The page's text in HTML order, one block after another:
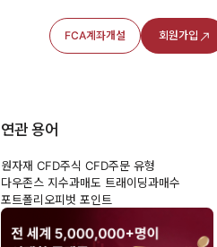
FCA계좌개설 회원가입
연관 용어
원자재 CFD주식 CFD주문 유형
다우존스 지수과매도 트래이딩과매수
포트폴리오피벗 포인트